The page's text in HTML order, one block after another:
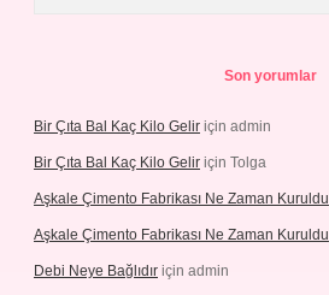
Son yorumlar
Bir Çıta Bal Kaç Kilo Gelir için admin
Bir Çıta Bal Kaç Kilo Gelir için Tolga
Aşkale Çimento Fabrikası Ne Zaman Kuruldu
Aşkale Çimento Fabrikası Ne Zaman Kuruldu
Debi Neye Bağlıdır için admin